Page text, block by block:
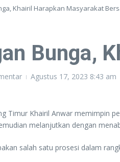
Khairil Harapkan Masyarakat
Bunga,
Agustus 17, 2023 8:43 am
Timur Khairil Anwar memimpin
melanjutkan dengan
salah satu prosesi dalam